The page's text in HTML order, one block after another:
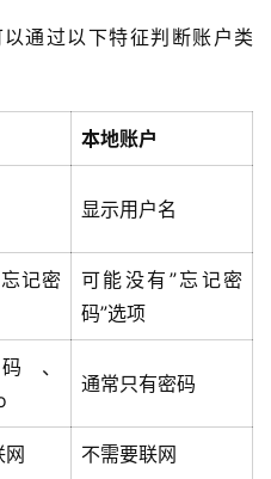
通过以下特征判断账户类
本地账户
显示用户名
记密
可能没有”忘记密
码”选项
、
通常只有密码
不需要联网